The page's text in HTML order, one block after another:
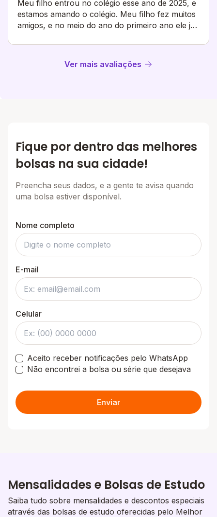
Meu filho entrou no colégio esse ano de 2025, e
estamos amando o colégio. Meu filho fez muitos
amigos, e no meio do ano do primeiro ano ele já
funcionava, professores e equipe muito
atenciosos com ele, sempre nos deixando por
dentro de tudo. Obrigada colégio pnr
Ver mais avaliações
Fique por dentro das melhores
bolsas na sua cidade!
Preencha seus dados, e a gente te avisa quando
uma bolsa estiver disponível.
Nome completo
E-mail
Celular
Aceito receber notificações pelo WhatsApp
Não encontrei a bolsa ou série que desejava
Enviar
Mensalidades e Bolsas de Estudo
Saiba tudo sobre mensalidades e descontos especiais
através das bolsas de estudo oferecidas pelo Melhor